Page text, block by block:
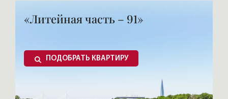
«Литейная часть – 91»
ПОДОБРАТЬ КВАРТИРУ